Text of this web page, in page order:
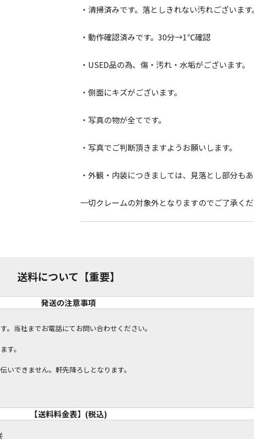
・清掃済みです。落としきれない汚れございます。
・動作確認済みです。30分→1℃確認
・USED品の為、傷・汚れ・水垢がございます。
・側面にキズがございます。
・写真の物が全てです。
・写真でご判断頂きますようお願いします。
・外観・内装につきましては、見落とし部分もあ
一切クレームの対象外となりますのでご了承くだ
送料について【重要】
発送の注意事項
当社までお電話にてお問い合わせください。
す。
できません。軒先降ろしとなります。
【送料料金表】(税込)